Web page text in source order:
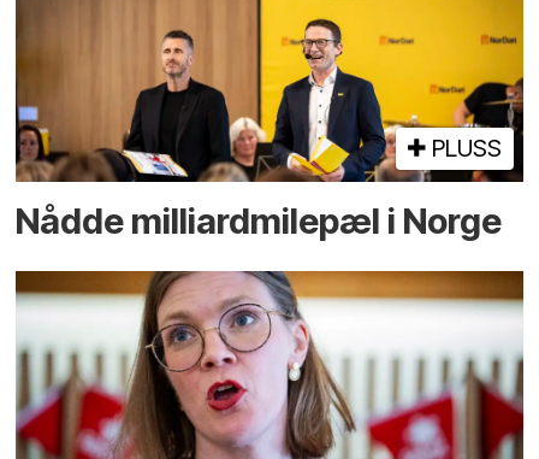
PLUSS
Nådde milliard­­milepæl i Norge